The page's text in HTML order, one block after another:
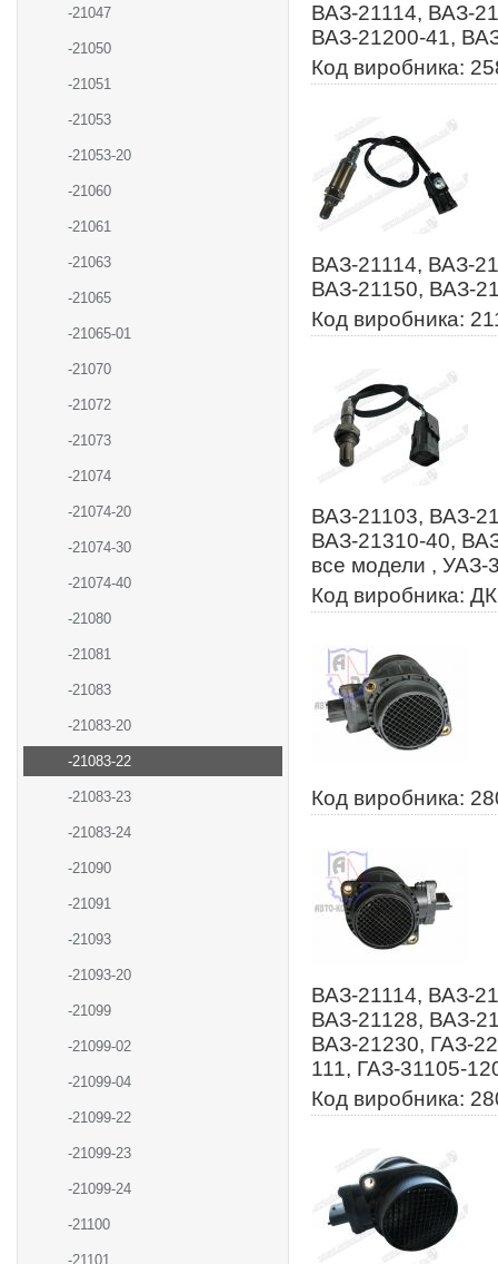
-21047
-21050
-21051
-21053
-21053-20
-21060
-21061
-21063
-21065
-21065-01
-21070
-21072
-21073
-21074
-21074-20
-21074-30
-21074-40
-21080
-21081
-21083
-21083-20
-21083-22
-21083-23
-21083-24
-21090
-21091
-21093
-21093-20
-21099
-21099-02
-21099-04
-21099-22
-21099-23
-21099-24
-21100
-21101
ВАЗ-21114, ВАЗ-
ВАЗ-21200-41,
Код виробника:
ВАЗ-21114, ВАЗ-
ВАЗ-21150, ВАЗ-
Код виробника:
ВАЗ-21103, ВАЗ-
ВАЗ-21310-40,
все модели , УАЗ-
Код виробника:
Код виробника:
ВАЗ-21114, ВАЗ-
ВАЗ-21128, ВАЗ-
ВАЗ-21230, ГАЗ-
111, ГАЗ-31105-
Код виробника: